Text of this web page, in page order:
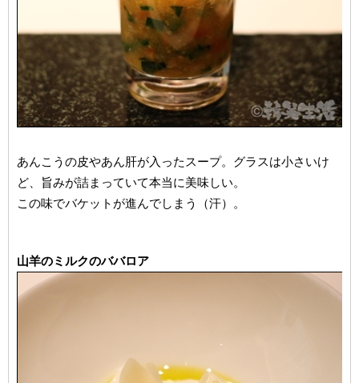
あんこうの皮やあん肝が入ったスープ。グラスは小さいけ
ど、旨みが詰まっていて本当に美味しい。
この味でバケットが進んでしまう（汗）。
山羊のミルクのババロア